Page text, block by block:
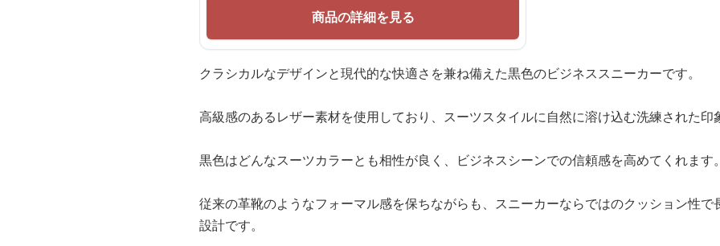
商品の詳細を見る
クラシカルなデザインと現代的な快適さを兼ね備えた黒色のビジネススニーカーです。
高級感のあるレザー素材を使用しており、スーツスタイルに自然に溶け込む洗練された印
黒色はどんなスーツカラーとも相性が良く、ビジネスシーンでの信頼感を高めてくれます。
従来の革靴のようなフォーマル感を保ちながらも、スニーカーならではのクッション性で
設計です。